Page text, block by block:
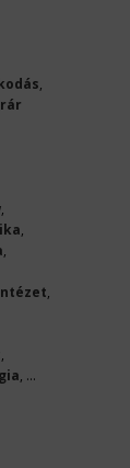
,
,
,
,
,
,
, ...